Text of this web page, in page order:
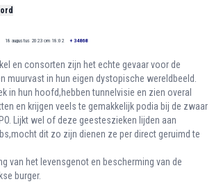
18 augustus 2023 om 18:02 + 34868
en consorten zijn het echte gevaar voor de
muurvast in hun eigen dystopische wereldbeeld.
in hun hoofd,hebben tunnelvisie en zien overal
en krijgen veels te gemakkelijk podia bij de zwaar
Lijkt wel of deze geesteszieken lijden aan
dit zo zijn dienen ze per direct geruimd te
van het levensgenot en bescherming van de
burger.